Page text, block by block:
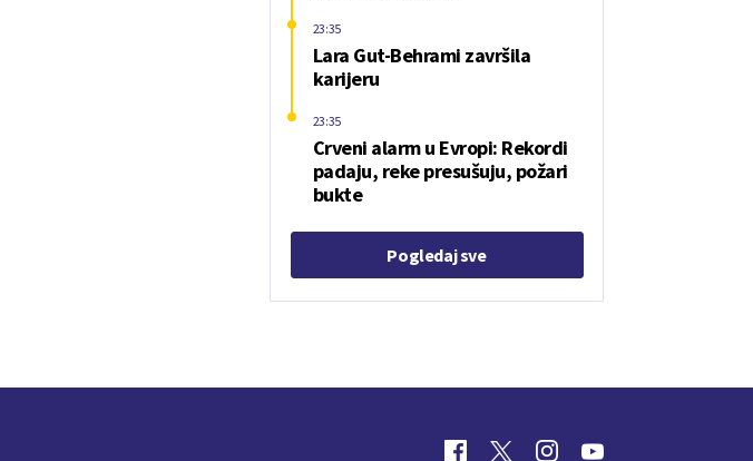
Lara Gut-Behrami završila
karijeru
23:35
Crveni alarm u Evropi: Rekordi
padaju, reke presušuju, požari
bukte
23:35
Pogledaj sve